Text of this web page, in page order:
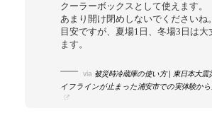
クーラーボックスとして使えます。
あまり開け閉めしないでくださいね。
目安ですが、夏場1日、冬場3日は
ます。
via 被災時冷蔵庫の使い方 | 東日本大震
イフラインが止まった浦安市での実体験か